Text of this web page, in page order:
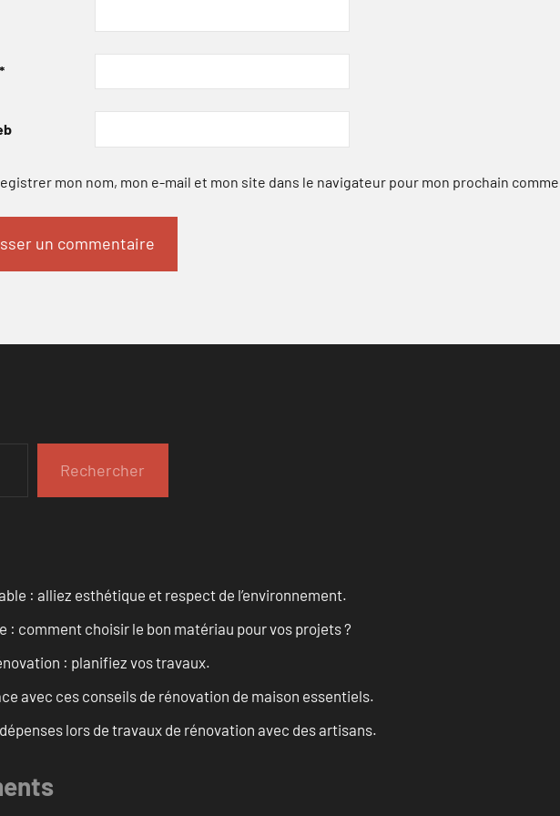
*
mon nom, mon e-mail et mon site dans le navigateur pour mon prochain
Rechercher
: alliez esthétique et respect de l’environnement.
: comment choisir le bon matériau pour vos projets ?
: planifiez vos travaux.
avec ces conseils de rénovation de maison essentiels.
lors de travaux de rénovation avec des artisans.